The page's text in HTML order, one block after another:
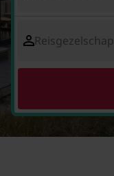
Reisgezelschap